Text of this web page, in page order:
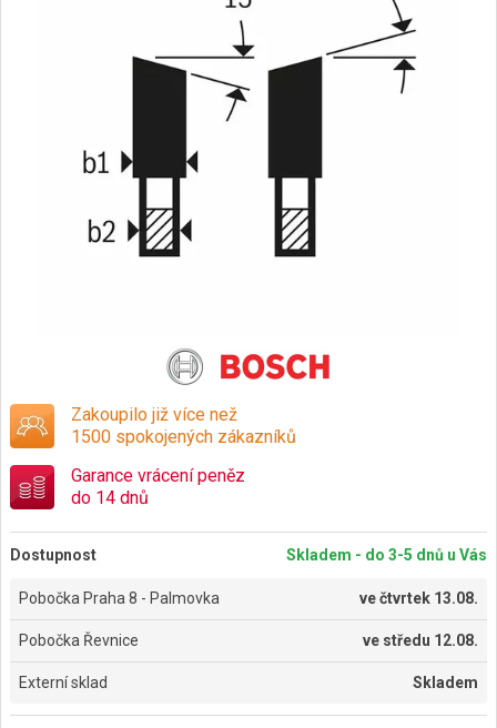
Zakoupilo již více než
1500 spokojených zákazníků
Garance vrácení peněz
do 14 dnů
Dostupnost Skladem - do 3-5 dnů u Vás
Pobočka Praha 8 - Palmovka večtvrtek 13.08.
Pobočka Řevnice ve středu 12.08.
Externí sklad Skladem